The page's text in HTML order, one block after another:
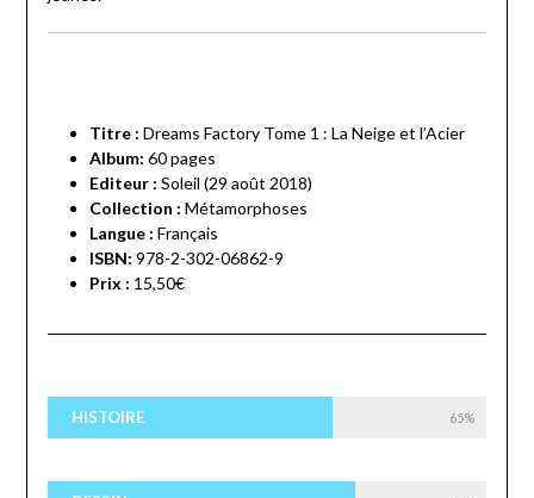
Titre : Dreams Factory Tome 1 : La Neige et l’Acier
Album: 60 pages
Editeur : Soleil (29 août 2018)
Collection : Métamorphoses
Langue : Français
ISBN: 978-2-302-06862-9
Prix : 15,50€
HISTOIRE 65%